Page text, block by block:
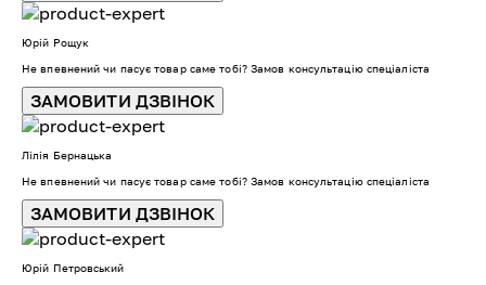
Юрій Рощук
Не впевнений чи пасує товар саме тобі? Замов консультацію спеціаліста
ЗАМОВИТИ ДЗВІНОК
Лілія Бернацька
Не впевнений чи пасує товар саме тобі? Замов консультацію спеціаліста
ЗАМОВИТИ ДЗВІНОК
Юрій Петровський